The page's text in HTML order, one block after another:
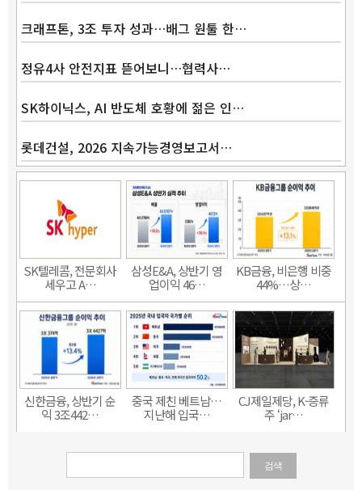
크래프톤, 3조 투자 성과…배그 원툴 한…
정유4사 안전지표 뜯어보니…협력사…
SK하이닉스, AI 반도체 호황에 젊은 인…
롯데건설, 2026 지속가능경영보고서…
SK텔레콤, 전문회사
세우고 A…
삼성E&A, 상반기 영
업이익 46…
KB금융, 비은행 비중
44%…상…
신한금융, 상반기 순
익 3조442…
중국 제친 베트남…
지난해 입국…
CJ제일제당, K-증류
주 ‘jar…
검색